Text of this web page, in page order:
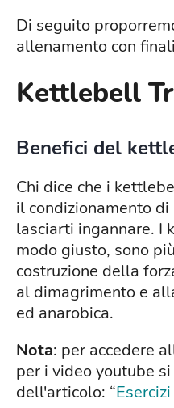
Di seguito
allenamento con
Kettlebell
Benefici del
Chi dice che i
il condizionamento
lasciarti ingannare. I
modo giusto, sono
costruzione della
al dimagrimento e
ed anarobica.
Nota: per accedere
per i video youtube
dell'articolo: “